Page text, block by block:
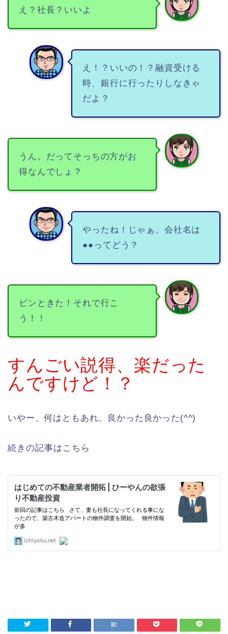
え？社長？いいよ
え！？いいの！？融資受ける
時、銀行に行ったりしなきゃ
だよ？
うん。だってそっちの方がお
得なんでしょ？
やったね！じゃぁ、会社名は
●●ってどう？
ピンときた！それで行こ
う！！
すんごい説得、楽だった
んですけど！？
いやー、何はともあれ、良かった良かった(^^)
続きの記事はこちら